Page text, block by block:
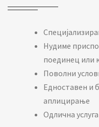
Нудиме
поединец или
Поволни
Едноставен и
аплицирање
Одлична